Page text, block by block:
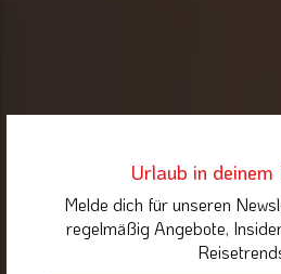
Urlaub in
Melde dich für unseren
regelmäßig Angebote,